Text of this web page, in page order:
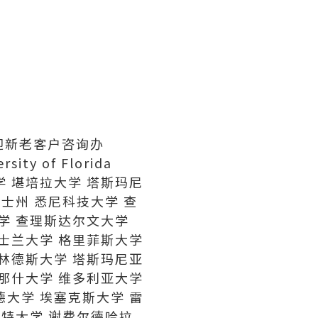
老客户咨询办
of Florida
堪培拉大学 塔斯玛尼
州 悉尼科技大学 查
查理斯达尔文大学
兰大学 格里菲斯大学
德斯大学 塔斯玛尼亚
什大学 维多利亚大学
学 埃塞克斯大学 雷